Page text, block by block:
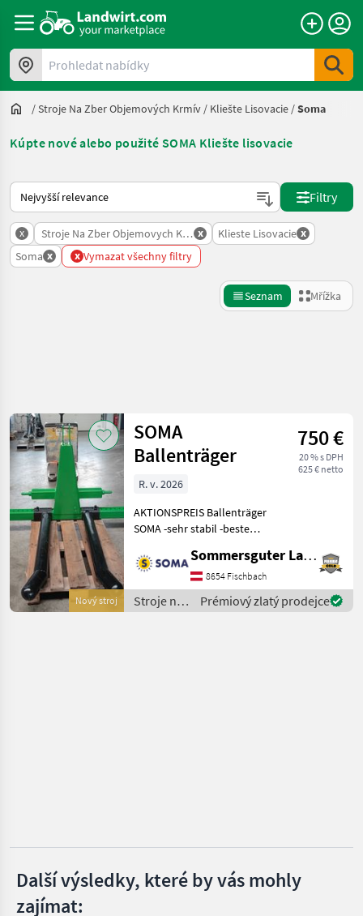
Prohledat nabídky
/Stroje Na Zber Objemových Krmív / Kliešte Lisovacie /Soma
Kúpte nové alebo použité SOMA Kliešte lisovacie
Takto se řadí nabídky na Landwirt.com
Filtry
x Stroje Na Zber Objemovych Krmiv
x Klieste Lisovacie x
Soma x x Vymazat všechny filtry
Seznam Mřížka
Kategorie 4 Země
AKTUÁLNÍ
CESTA
poľnohospodárska
technika
Stroje Na Zber
Objemovych
Krmiv
Klieste
Quicke
Obnovit
Zobrazit
výsledků
Nový stroj
SOMA
Ballenträger
750 €
20 % s DPH
625 € netto
R. v. 2026
AKTIONSPREIS Ballenträger
SOMA -sehr stabil -beste
Rundballenzinken -
massiver Anbaubock KAT 2
OPTIONAL mit
Staplerzinken Lieferbar.
Sommersguter Landmaschinen GmbH
8654 Fischbach
Stroje na
zber
Prémiový zlatý prodejce
Další výsledky, které by vás mohly
zajímat: